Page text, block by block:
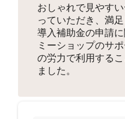
おしゃれで見やす
っていただき、満
導入補助金の申請
ミーショップのサ
の労力で利用する
ました。